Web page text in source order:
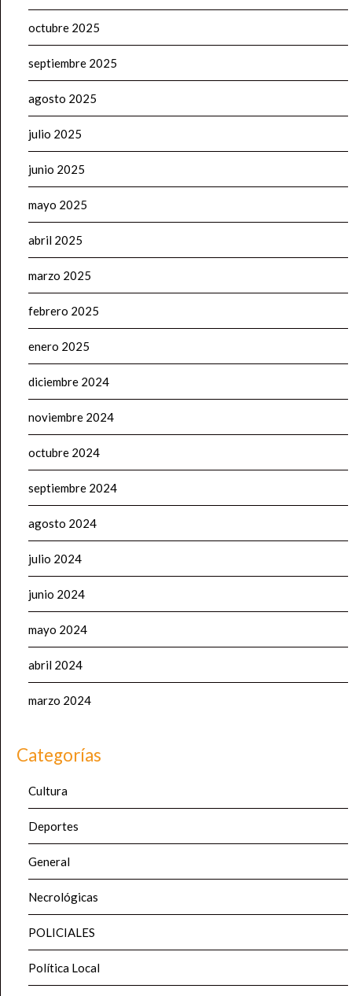
octubre 2025
septiembre 2025
agosto 2025
julio 2025
junio 2025
mayo 2025
abril 2025
marzo 2025
febrero 2025
enero 2025
diciembre 2024
noviembre 2024
octubre 2024
septiembre 2024
agosto 2024
julio 2024
junio 2024
mayo 2024
abril 2024
marzo 2024
Categorías
Cultura
Deportes
General
Necrológicas
POLICIALES
Política Local